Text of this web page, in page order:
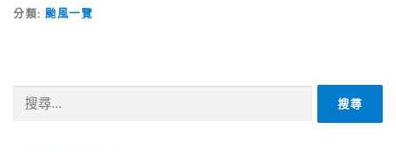
分類: 颱風一覽